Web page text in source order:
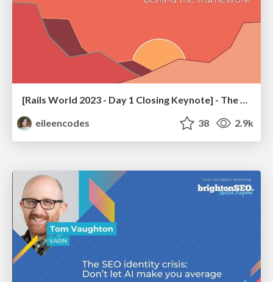
eileencodes
38 2.9k